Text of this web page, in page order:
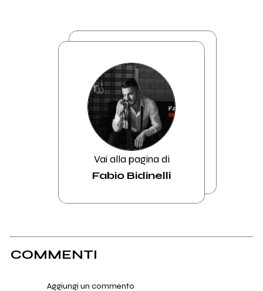
Vai alla pagina di
Fabio Bidinelli
COMMENTI
Aggiungi un commento